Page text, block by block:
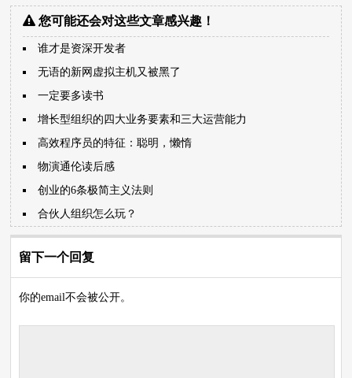
您可能还会对这些文章感兴趣！
谁才是资深开发者
无语的新网虚拟主机又被黑了
一定要多读书
增长型组织的四大业务要素和三大运营能力
高效程序员的特征：聪明，懒惰
物演通伦读后感
创业的6条极简主义法则
合伙人组织怎么玩？
留下一个回复
你的email不会被公开。